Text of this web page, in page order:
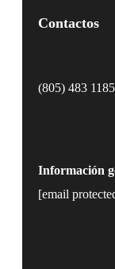
Contactos
(805) 483 1185
Información
[email